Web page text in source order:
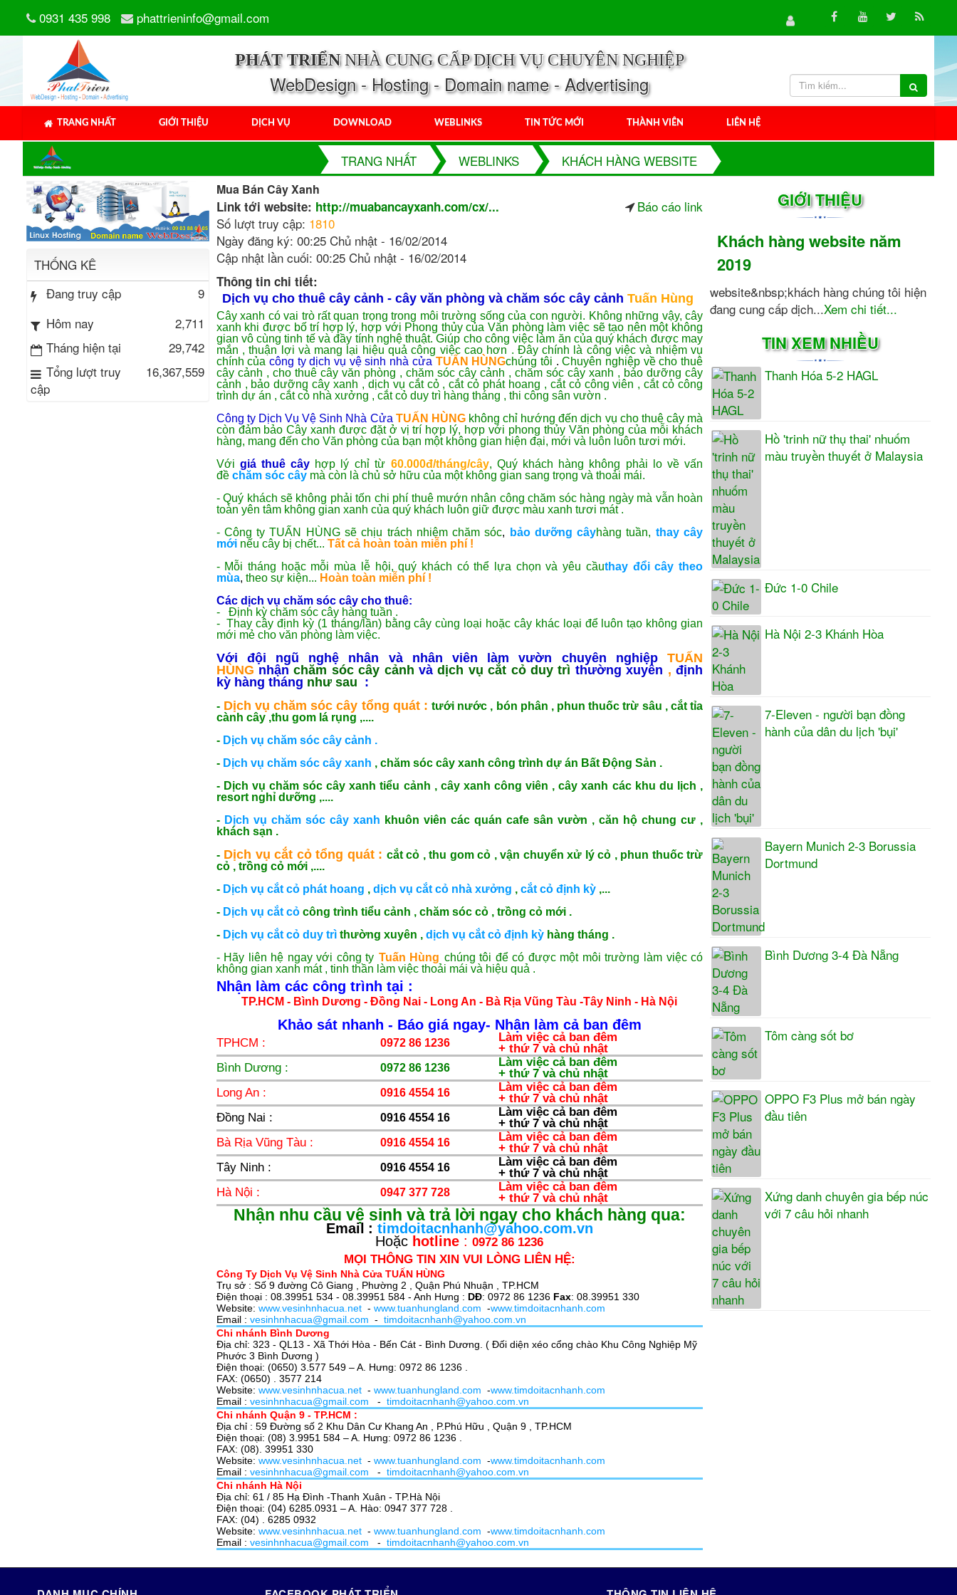
0931 435 998 phattrieninfo@gmail.com
PHÁT TRIỂNNHÀ CUNG CẤP DỊCH VỤ CHUYÊN NGHIỆP
WebDesign - Hosting - Domain name - Advertising
TRANG NHẤT GIỚI THIỆU DỊCH VỤ DOWNLOAD WEBLINKS TIN TỨC MỚI THÀNH VIÊN LIÊN HỆ
TRANG NHẤT WEBLINKS KHÁCH HÀNG WEBSITE
Mua Bán Cây Xanh
Báo cáo link
Link tới website: http://muabancayxanh.com/cx/...
Số lượt truy cập: 1810
Ngày đăng ký: 00:25 Chủ nhật - 16/02/2014
Cập nhật lần cuối: 00:25 Chủ nhật - 16/02/2014
Thông tin chi tiết:
Dịch vụ cho thuê cây cảnh - cây văn phòng và chăm sóc cây cảnh Tuấn Hùng
Cây xanh có vai trò rất quan trọng trong môi trường sống của con người. Không những vậy, cây
xanh khi được bố trí hợp lý, hợp với Phong thủy của Văn phòng làm việc sẽ tạo nên một không
gian vô cùng tinh tế và đầy tính nghệ thuật. Giúp cho công việc làm ăn của quý khách được may
mắn , thuận lợi và mang lại hiệu quả công việc cao hơn . Đây chính là công việc và nhiệm vụ
chính của công ty dịch vụ vệ sinh nhà cửa TUẤN HÙNGchúng tôi .Chuyên nghiệp về cho thuê
cây cảnh , cho thuê cây văn phòng , chăm sóc cây cảnh , chăm sóc cây xanh , bảo dưỡng cây
cảnh , bảo dưỡng cây xanh , dịch vụ cắt cỏ , cắt cỏ phát hoang , cắt cỏ công viên , cắt cỏ công
trình dự án , cắt cỏ nhà xưởng , cắt cỏ duy trì hàng tháng , thi công sân vườn .
Công ty Dịch Vụ Vệ Sinh Nhà Cửa TUẤN HÙNG không chỉ hướng đến dịch vụ cho thuê cây mà
còn đảm bảo Cây xanh được đặt ở vị trí hợp lý, hợp với phong thủy Văn phòng của mỗi khách
hàng, mang đến cho Văn phòng của bạn một không gian hiện đại, mới và luôn luôn tươi mới.
Với giá thuê cây hợp lý chỉ từ 60.000đ/tháng/cây, Quý khách hàng không phải lo về vấn
đề chăm sóc cây mà còn là chủ sở hữu của một không gian sang trọng và thoải mái.
- Quý khách sẽ không phải tốn chi phí thuê mướn nhân công chăm sóc hàng ngày mà vẫn hoàn
toàn yên tâm không gian xanh của quý khách luôn giữ được màu xanh tươi mát .
- Công ty TUẤN HÙNG sẽ chịu trách nhiệm chăm sóc, bảo dưỡng câyhàng tuần, thay cây
mới nếu cây bị chết... Tất cả hoàn toàn miễn phí !
- Mỗi tháng hoặc mỗi mùa lễ hội, quý khách có thể lựa chọn và yêu cầuthay đổi cây theo
mùa, theo sự kiện... Hoàn toàn miễn phí !
Các dịch vụ chăm sóc cây cho thuê:
- Định kỳ chăm sóc cây hàng tuần .
- Thay cây định kỳ (1 tháng/lần) bằng cây cùng loại hoặc cây khác loại để luôn tạo không gian
mới mẻ cho văn phòng làm việc.
Với đội ngũ nghệ nhân và nhân viên làm vườn chuyên nghiệp
TUẤN
HÙNG nhận chăm sóc cây cảnh và dịch vụ cắt cỏ duy trì thường xuyên , định
kỳ hàng tháng như sau :
- Dịch vụ chăm sóc cây tổng quát : tưới nước , bón phân , phun thuốc trừ sâu , cắt tỉa
cành cây ,thu gom lá rụng ,....
- Dịch vụ chăm sóc cây cảnh .
-Dịch vụ chăm sóc cây xanh , chăm sóc cây xanh công trình dự án Bất Động Sản .
- Dịch vụ chăm sóc cây xanh tiểu cảnh , cây xanh công viên , cây xanh các khu du lịch ,
resort nghỉ dưỡng ,....
- Dịch vụ chăm sóc cây xanh khuôn viên các quán cafe sân vườn , căn hộ chung cư ,
khách sạn .
- Dịch vụ cắt cỏtổng quát : cắt cỏ , thu gom cỏ , vận chuyển xử lý cỏ , phun thuốc trừ
cỏ , trồng cỏ mới ,....
- Dịch vụ cắt cỏ phát hoang , dịch vụ cắt cỏ nhà xưởng , cắt cỏ định kỳ,...
- Dịch vụ cắt cỏcông trình tiểu cảnh , chăm sóc cỏ , trồng cỏ mới .
- Dịch vụ cắt cỏ duy trìthường xuyên , dịch vụ cắt cỏ định kỳhàng tháng .
- Hãy liên hệ ngay với công ty Tuấn Hùng chúng tôi để có được một môi trường làm việc có
không gian xanh mát , tinh thần làm việc thoải mái và hiệu quả .
Nhận làm các công trình tại :
TP.HCM - Bình Dương - Đồng Nai - Long An - Bà Rịa Vũng Tàu -Tây Ninh - Hà Nội
Khảo sát nhanh - Báo giá ngay- Nhận làm cả ban đêm
TPHCM : 0972 86 1236
Làm việc cả ban đêm
+ thứ 7 và chủ nhật
Bình Dương :
0972 86 1236
Làm việc cả ban đêm
+ thứ 7 và chủ nhật
Long An :
0916 4554 16
Làm việc cả ban đêm
+ thứ 7 và chủ nhật
Đồng Nai :
0916 4554 16
Làm việc cả ban đêm
+ thứ 7 và chủ nhật
Bà Rịa Vũng Tàu :
0916 4554 16
Làm việc cả ban đêm
+ thứ 7 và chủ nhật
Tây Ninh :
0916 4554 16
Làm việc cả ban đêm
+ thứ 7 và chủ nhật
Hà Nội :
0947 377 728
Làm việc cả ban đêm
+ thứ 7 và chủ nhật
Nhận nhu cầu vệ sinh và trả lời ngay cho khách hàng qua:
Email : timdoitacnhanh@yahoo.com.vn
Hoặc hotline :0972 86 1236
MỌI THÔNG TIN XIN VUI LÒNG LIÊN HỆ:
Công Ty Dịch Vụ Vệ Sinh Nhà Cửa TUẤN HÙNG
Trụ sở : Số 9 đường Cô Giang , Phường 2 , Quận Phú Nhuận , TP.HCM
Điện thoại : 08.39951 534 - 08.39951 584 - Anh Hưng : DĐ: 0972 86 1236 Fax: 08.39951 330
Website: www.vesinhnhacua.net- www.tuanhungland.com -www.timdoitacnhanh.com
Email : vesinhnhacua@gmail.com - timdoitacnhanh@yahoo.com.vn
Chi nhánh Bình Dương
Địa chỉ: 323 - QL13 - Xã Thới Hòa - Bến Cát - Bình Dương. ( Đối diện xéo cổng chào Khu Công Nghiệp Mỹ
Phước 3 Bình Dương )
Điện thoại: (0650) 3.577 549 – A. Hưng: 0972 86 1236 .
FAX: (0650) . 3577 214
Website: www.vesinhnhacua.net- www.tuanhungland.com -www.timdoitacnhanh.com
Email : vesinhnhacua@gmail.com - timdoitacnhanh@yahoo.com.vn
Chi nhánh Quận 9 - TP.HCM :
Địa chỉ : 59 Đường số 2 Khu Dân Cư Khang An , P.Phú Hữu , Quận 9 , TP.HCM
Điện thoại: (08) 3.9951 584 – A. Hưng: 0972 86 1236 .
FAX: (08). 39951 330
Website: www.vesinhnhacua.net- www.tuanhungland.com -www.timdoitacnhanh.com
Email : vesinhnhacua@gmail.com - timdoitacnhanh@yahoo.com.vn
Chi nhánh Hà Nội
Địa chỉ: 61 / 85 Hạ Đình -Thanh Xuân - TP.Hà Nội
Điện thoại: (04) 6285.0931 – A. Hào: 0947 377 728 .
FAX: (04) . 6285 0932
Website: www.vesinhnhacua.net- www.tuanhungland.com -www.timdoitacnhanh.com
Email : vesinhnhacua@gmail.com - timdoitacnhanh@yahoo.com.vn
GIỚI THIỆU
Khách hàng website năm
2019
website&nbsp;khách hàng chúng tôi hiện
đang cung cấp dịch...Xem chi tiết...
TIN XEM NHIỀU
Thanh Hóa 5-2 HAGL
Hồ 'trinh nữ thụ thai' nhuốm
màu truyền thuyết ở Malaysia
Đức 1-0 Chile
Hà Nội 2-3 Khánh Hòa
7-Eleven - người bạn đồng
hành của dân du lịch 'bụi'
Bayern Munich 2-3 Borussia
Dortmund
Bình Dương 3-4 Đà Nẵng
Tôm càng sốt bơ
OPPO F3 Plus mở bán ngày
đầu tiên
Xứng danh chuyên gia bếp núc
với 7 câu hỏi nhanh
THỐNG KÊ
Đang truy cập
9
Hôm nay
2,711
Tháng hiện tại
29,742
Tổng lượt truy
cập
16,367,559